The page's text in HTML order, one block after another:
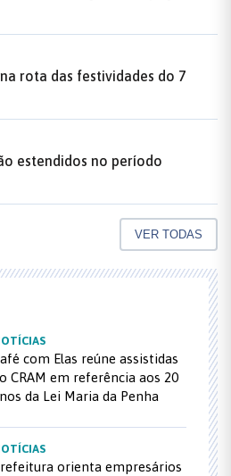
rota das festividades do 7
estendidos no período
VER TODAS
com Elas reúne assistidas
CRAM em referência aos 20
da Lei Maria da Penha
orienta empresários